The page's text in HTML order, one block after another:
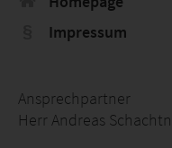
Impressum
Ansprechpartner
Herr Andreas